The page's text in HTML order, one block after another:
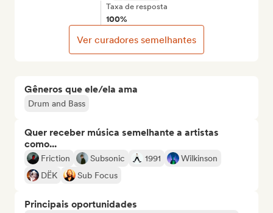
Gêneros que ele/ela ama
Drum and Bass
Quer receber música semelhante a artistas
como...
Friction Subsonic 1991
Wilkinson
DËK
Sub Focus
Principais oportunidades
Taxa de resposta
100%
Ver curadores semelhantes